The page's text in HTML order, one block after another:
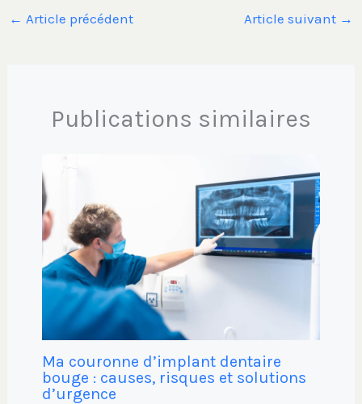
← Article précédent Article suivant →
Publications similaires
Ma couronne d’implant dentaire
bouge : causes, risques et solutions
d’urgence